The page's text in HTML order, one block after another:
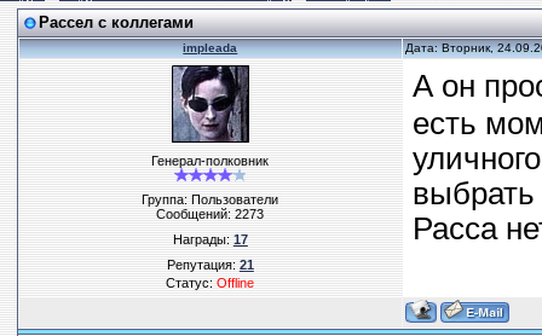
Рассел с коллегами
impleada Дата: Вторник,
Генерал-полковник
Группа: Пользователи
Сообщений:2273
Награды:17
Репутация:21
Статус:Offline
А он
есть
Расса